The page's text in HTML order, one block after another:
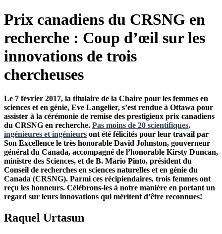
Prix canadiens du CRSNG en
recherche : Coup d’œil sur les
innovations de trois
chercheuses
Le 7 février 2017, la titulaire de la Chaire pour les femmes en
sciences et en génie, Eve Langelier, s’est rendue à Ottawa pour
assister à la cérémonie de remise des prestigieux prix canadiens
du CRSNG en recherche. Pas moins de 20 scientifiques,
ingénieures et ingénieurs ont été félicités pour leur travail par
Son Excellence le très honorable David Johnston, gouverneur
général du Canada, accompagné de l’honorable Kirsty Duncan,
ministre des Sciences, et de B. Mario Pinto, président du
Conseil de recherches en sciences naturelles et en génie du
Canada (CRSNG). Parmi ces récipiendaires, trois femmes ont
reçu les honneurs. Célébrons-les à notre manière en portant un
regard sur leurs innovations qui méritent d’être reconnues!
Raquel Urtasun